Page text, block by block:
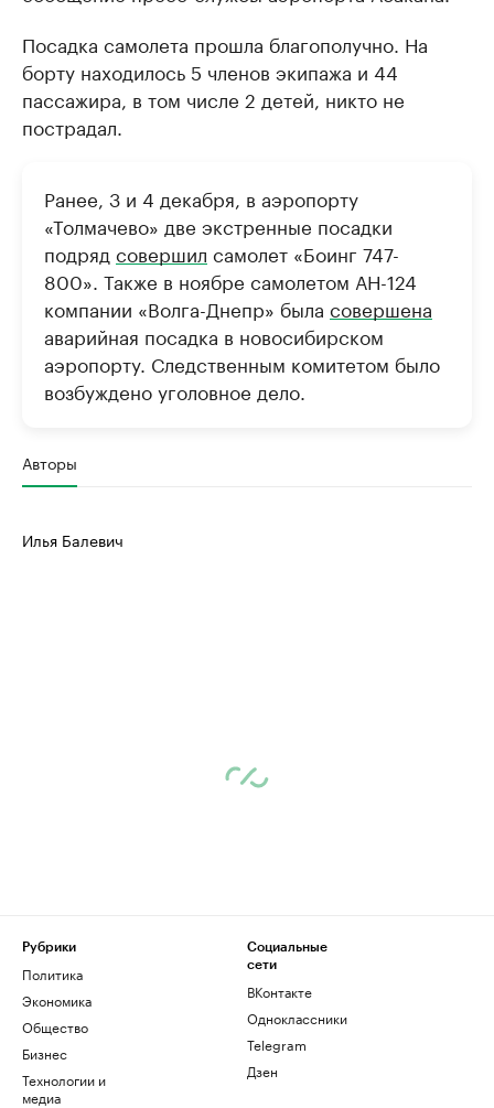
Посадка самолета прошла благополучно. На
борту находилось 5 членов экипажа и 44
пассажира, в том числе 2 детей, никто не
пострадал.
Ранее, 3 и 4 декабря, в аэропорту
«Толмачево» две экстренные посадки
подряд совершил самолет «Боинг 747-
800». Также в ноябре самолетом АН-124
компании «Волга-Днепр» была совершена
аварийная посадка в новосибирском
аэропорту. Следственным комитетом было
возбуждено уголовное дело.
Авторы
Илья Балевич
Рубрики
Политика
Экономика
Общество
Бизнес
Технологии и
медиа
Социальные
сети
ВКонтакте
Одноклассники
Telegram
Дзен